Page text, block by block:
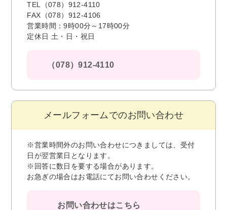
TEL（078）912-4110
FAX（078）912-4106
営業時間：9時00分～17時00分
定休日 土・日・祝日
（078）912-4110
メールフォームでのお問い合わせ
※営業時間外のお問い合わせにつきましては、受付
日が翌営業日となります。
※回答に数日を要する場合があります。
お急ぎの場合はお電話にてお問い合わせください。
お問い合わせはこちら